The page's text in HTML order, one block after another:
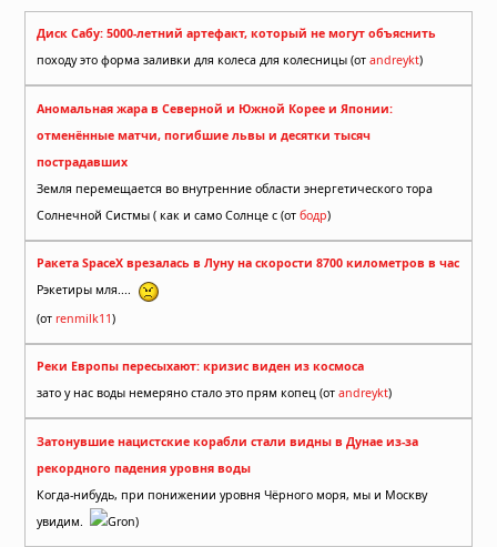
Диск Сабу: 5000-летний артефакт, который не могут объяснить
походу это форма заливки для колеса для колесницы (от andreykt)
Аномальная жара в Северной и Южной Корее и Японии:
отменённые матчи, погибшие львы и десятки тысяч
пострадавших
Земля перемещается во внутренние области энергетического тора
Солнечной Систмы ( как и само Солнце с (от бодр)
Ракета SpaceX врезалась в Луну на скорости 8700 километров в час
Рэкетиры мля....
(от renmilk11)
Реки Европы пересыхают: кризис виден из космоса
зато у нас воды немеряно стало это прям копец (от andreykt)
Затонувшие нацистские корабли стали видны в Дунае из-за
рекордного падения уровня воды
Когда-нибудь, при понижении уровня Чёрного моря, мы и Москву
увидим.
Gron)